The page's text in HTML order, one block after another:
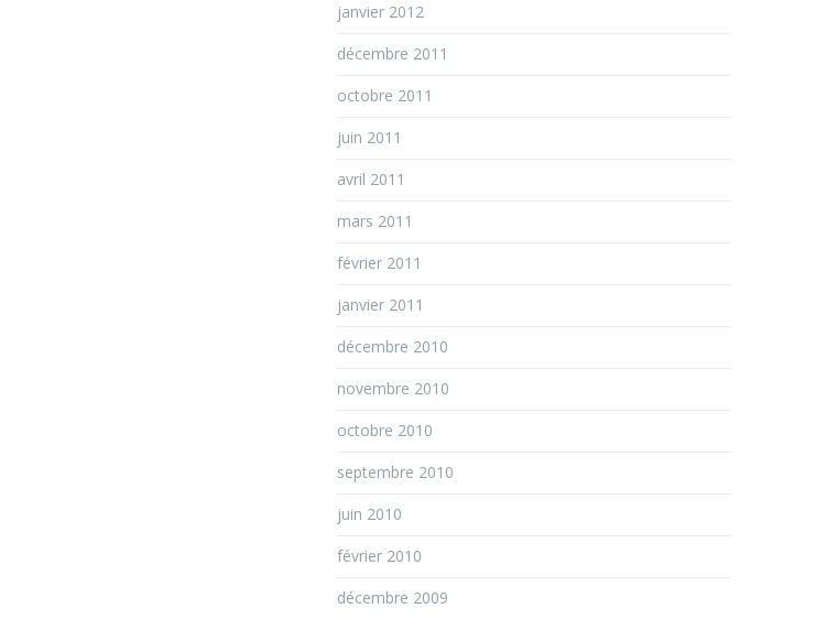
janvier 2012
décembre 2011
octobre 2011
juin 2011
avril 2011
mars 2011
février 2011
janvier 2011
décembre 2010
novembre 2010
octobre 2010
septembre 2010
juin 2010
février 2010
décembre 2009